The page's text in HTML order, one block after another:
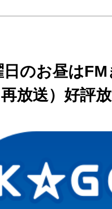
日のお昼は
放送）好評放